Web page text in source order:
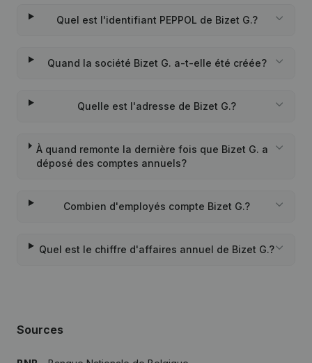
Quel est l'identifiant PEPPOL de Bizet G.?
Quand la société Bizet G. a-t-elle été créée?
Quelle est l'adresse de Bizet G.?
À quand remonte la dernière fois que Bizet G. a
déposé des comptes annuels?
Combien d'employés compte Bizet G.?
Quel est le chiffre d'affaires annuel de Bizet G.?
Sources